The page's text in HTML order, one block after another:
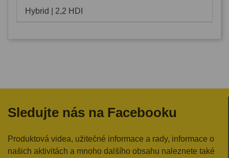
Hybrid | 2,2 HDI
Sledujte nás na Facebooku
Produktová videa, užitečné informace a rady, informace o
našich aktivitách a mnoho dalšího obsahu naleznete také